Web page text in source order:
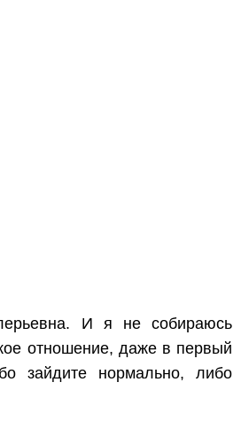
И я не собираюсь
отношение, даже в первый
зайдите нормально, либо